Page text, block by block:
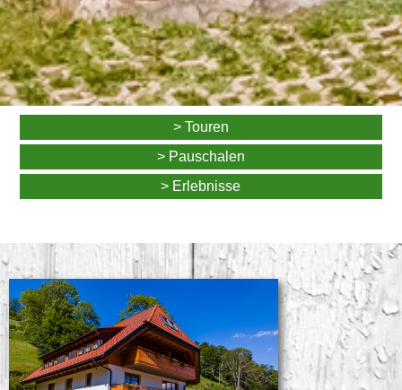
> Touren
> Pauschalen
> Erlebnisse